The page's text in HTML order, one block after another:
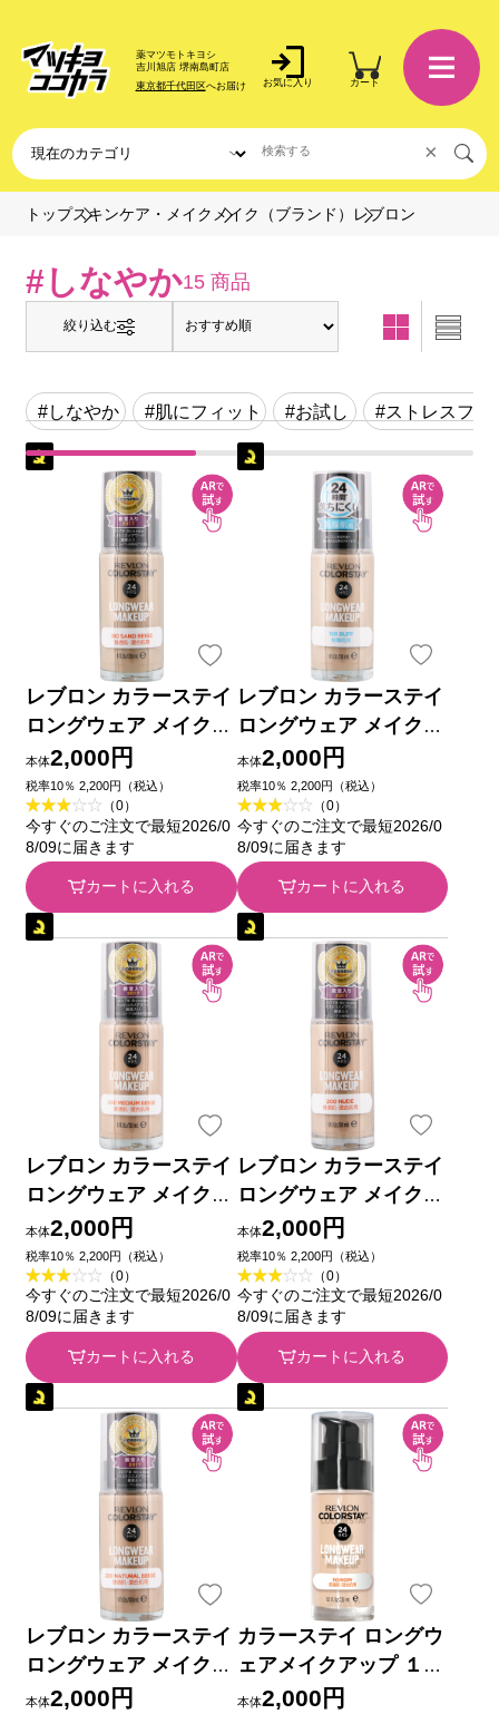
薬マツモトキヨシ
吉川旭店 堺南島町店
東京都千代田区へお届け お気に入り カート
×
トップスキンケア・メイク メイク（ブランド） レブロン
#しなやか15 商品
絞り込む
#しなやか #肌にフィット #お試し #ストレスフリ
レブロン カラーステイ
ロングウェア メイクア
ップ 180 ＿ レブロン
本体2,000円
税率10％ 2,200円（税込）
（0）
今すぐのご注文で最短2026/0
8/09に届きます
カートに入れる
レブロン カラーステイ
ロングウェア メイクア
ップ D 150 ＿ レブロン
本体2,000円
税率10％ 2,200円（税込）
（0）
今すぐのご注文で最短2026/0
8/09に届きます
カートに入れる
レブロン カラーステイ
ロングウェア メイクア
ップ 240 ＿ レブロン
本体2,000円
税率10％ 2,200円（税込）
（0）
今すぐのご注文で最短2026/0
8/09に届きます
カートに入れる
レブロン カラーステイ
ロングウェア メイクア
ップ 200 ＿ レブロン
本体2,000円
税率10％ 2,200円（税込）
（0）
今すぐのご注文で最短2026/0
8/09に届きます
カートに入れる
レブロン カラーステイ
ロングウェア メイクア
ップ 220 ＿ レブロン
本体2,000円
カラーステイ ロングウ
ェアメイクアップ １１
０ ＿ レブロン
本体2,000円